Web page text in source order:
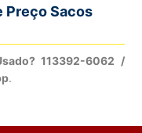
Preço Sacos
113392-6062 /
.